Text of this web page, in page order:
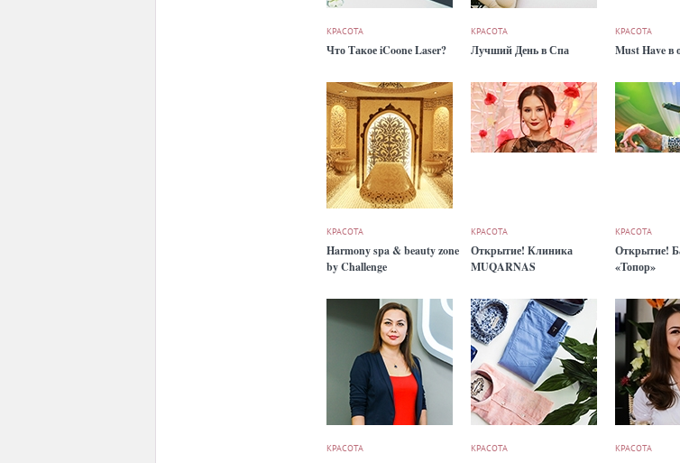
КРАСОТА
Что Такое iCoone Laser?
КРАСОТА
Лучший День в Спа
КРАСОТА
Must Have в
КРАСОТА
Harmony spa & beauty zone
by Challenge
КРАСОТА
Открытие! Клиника
MUQARNAS
КРАСОТА
Открытие!
«Топор»
КРАСОТА КРАСОТА КРАСОТА